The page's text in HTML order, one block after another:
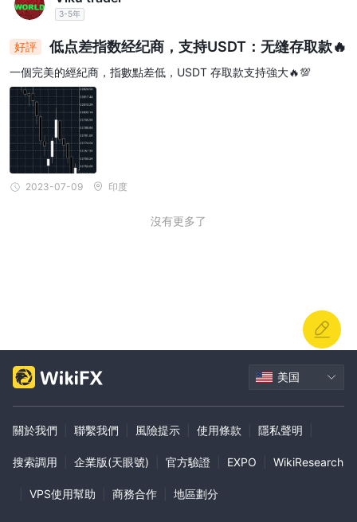
3-5年
好評 低点差指数经纪商，支持USDT：无缝存取款🔥
一個完美的經紀商，指數點差低，USDT 存取款支持強大🔥💯
2023-07-09 印度
沒有更多了
美国
關於我們 聯繫我們 風險提示 使用條款 隱私聲明
搜索調用 企業版(天眼號) 官方驗證 EXPO WikiResearch
VPS使用幫助 商務合作 地區劃分